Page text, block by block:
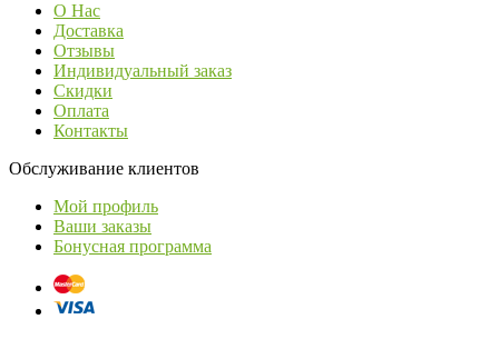
О Нас
Доставка
Отзывы
Индивидуальный заказ
Скидки
Оплата
Контакты
Обслуживание клиентов
Мой профиль
Ваши заказы
Бонусная программа